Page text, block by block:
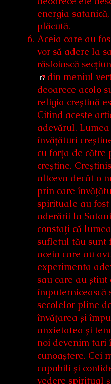
energia
plăcută.
Aceia care au
vor să adere la
răsfoiască
din meniul
deoarece acolo
religia creștină
Citind aceste
adevărul.
învățături
cu forța de către
creștine.
altceva decât o
prin care
spirituale au
aderării la
constați că
sufletul tău sunt
aceia care au
experimenta
sau care au știut
secolelor pline
învățarea și
anxietatea și
noi devenim tari
cunoaștere. Cei
capabili și
vedere spiritual